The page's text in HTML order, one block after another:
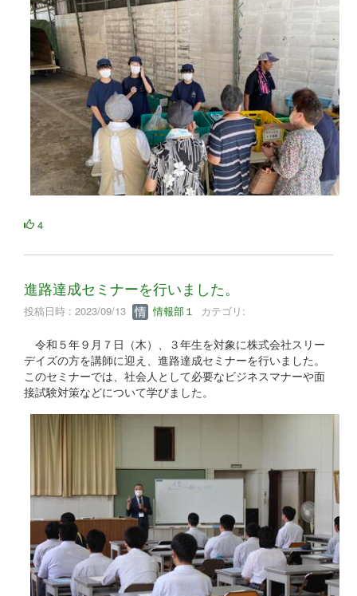
4
進路達成セミナーを行いました。
投稿日時 : 2023/09/13 情報部１ カテゴリ:
令和５年９月７日（木）、３年生を対象に株式会社スリー
デイズの方を講師に迎え、進路達成セミナーを行いました。
このセミナーでは、社会人として必要なビジネスマナーや面
接試験対策などについて学びました。